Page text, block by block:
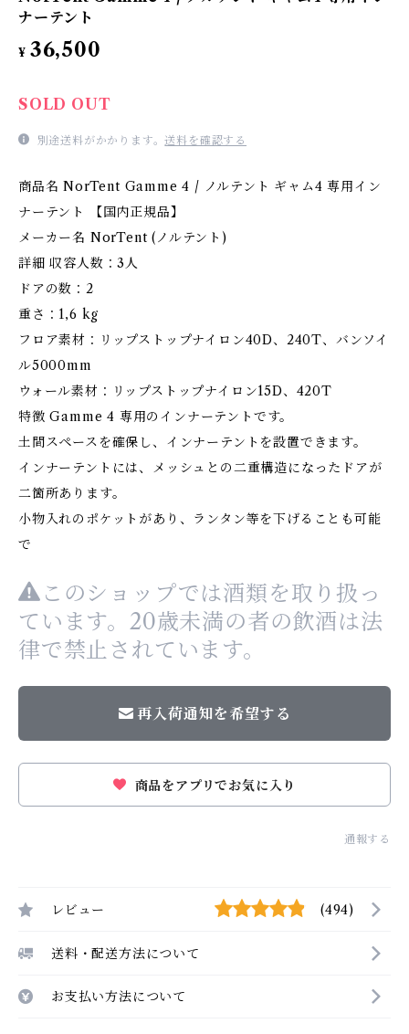
ナーテント
¥ 36,500
SOLD OUT
別途送料がかかります。送料を確認する
商品名 NorTent Gamme 4 / ノルテント ギャム4 専用イン
ナーテント 【国内正規品】
メーカー名 NorTent (ノルテント)
詳細 収容人数：3人
ドアの数：2
重さ：1,6 kg
フロア素材：リップストップナイロン40D、240T、バンソイ
ル5000mm
ウォール素材：リップストップナイロン15D、420T
特徴 Gamme 4 専用のインナーテントです。
土間スペースを確保し、インナーテントを設置できます。
インナーテントには、メッシュとの二重構造になったドアが
二箇所あります。
小物入れのポケットがあり、ランタン等を下げることも可能
で
このショップでは酒類を取り扱っ
ています。20歳未満の者の飲酒は法
律で禁止されています。
再入荷通知を希望する
商品をアプリでお気に入り
通報する
レビュー (494)
送料・配送方法について
お支払い方法について